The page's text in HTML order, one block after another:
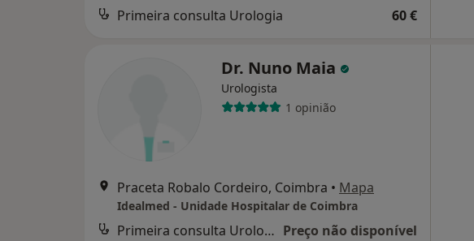
Primeira consulta Urologia 60 €
Dr. Nuno Maia
Urologista
1 opinião
Praceta Robalo Cordeiro, Coimbra • Mapa
Idealmed - Unidade Hospitalar de Coimbra
Primeira consulta Urologia Preço não disponível